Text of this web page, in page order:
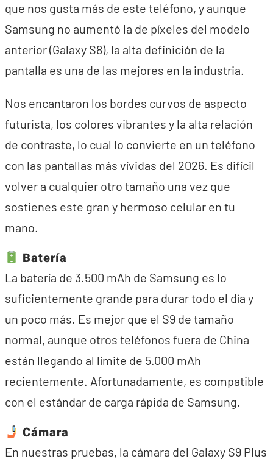
que nos gusta más de este teléfono, y aunque
Samsung no aumentó la de píxeles del modelo
anterior (Galaxy S8), la alta definición de la
pantalla es una de las mejores en la industria.
Nos encantaron los bordes curvos de aspecto
futurista, los colores vibrantes y la alta relación
de contraste, lo cual lo convierte en un teléfono
con las pantallas más vívidas del 2026. Es difícil
volver a cualquier otro tamaño una vez que
sostienes este gran y hermoso celular en tu
mano.
Batería
La batería de 3.500 mAh de Samsung es lo
suficientemente grande para durar todo el día y
un poco más. Es mejor que el S9 de tamaño
normal, aunque otros teléfonos fuera de China
están llegando al límite de 5.000 mAh
recientemente. Afortunadamente, es compatible
con el estándar de carga rápida de Samsung.
Cámara
En nuestras pruebas, la cámara del Galaxy S9 Plus